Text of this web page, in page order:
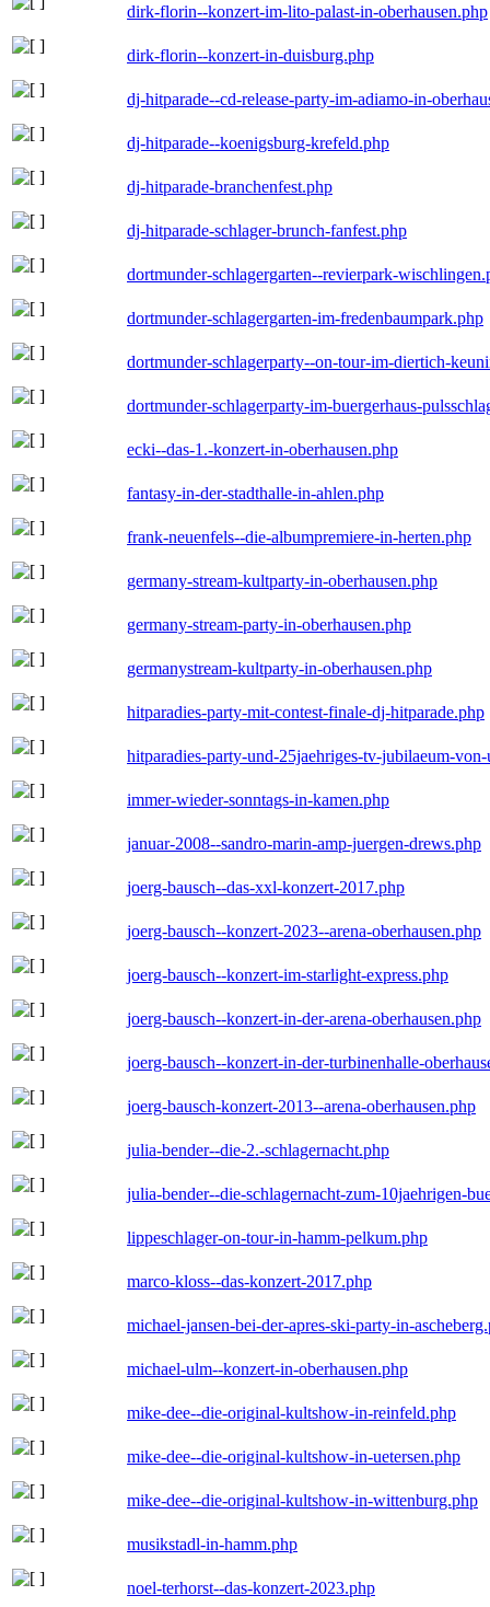
dirk-florin--konzert-im-lito-palast-in-oberhausen.php
dirk-florin--konzert-in-duisburg.php
dj-hitparade--cd-release-party-im-adiamo-in-
dj-hitparade--koenigsburg-krefeld.php
dj-hitparade-branchenfest.php
dj-hitparade-schlager-brunch-fanfest.php
dortmunder-schlagergarten--revierpark-
dortmunder-schlagergarten-im-fredenbaumpark.php
dortmunder-schlagerparty--on-tour-im-diertich-
dortmunder-schlagerparty-im-buergerhaus-
ecki--das-1.-konzert-in-oberhausen.php
fantasy-in-der-stadthalle-in-ahlen.php
frank-neuenfels--die-albumpremiere-in-herten.php
germany-stream-kultparty-in-oberhausen.php
germany-stream-party-in-oberhausen.php
germanystream-kultparty-in-oberhausen.php
hitparadies-party-mit-contest-finale-dj-hitparade.php
hitparadies-party-und-25jaehriges-tv-jubilaeum-
immer-wieder-sonntags-in-kamen.php
januar-2008--sandro-marin-amp-juergen-drews.php
joerg-bausch--das-xxl-konzert-2017.php
joerg-bausch--konzert-2023--arena-oberhausen.php
joerg-bausch--konzert-im-starlight-express.php
joerg-bausch--konzert-in-der-arena-oberhausen.php
joerg-bausch--konzert-in-der-turbinenhalle-
joerg-bausch-konzert-2013--arena-oberhausen.php
julia-bender--die-2.-schlagernacht.php
julia-bender--die-schlagernacht-zum-10jaehrigen-
lippeschlager-on-tour-in-hamm-pelkum.php
marco-kloss--das-konzert-2017.php
michael-jansen-bei-der-apres-ski-party-in-
michael-ulm--konzert-in-oberhausen.php
mike-dee--die-original-kultshow-in-reinfeld.php
mike-dee--die-original-kultshow-in-uetersen.php
mike-dee--die-original-kultshow-in-wittenburg.php
musikstadl-in-hamm.php
noel-terhorst--das-konzert-2023.php